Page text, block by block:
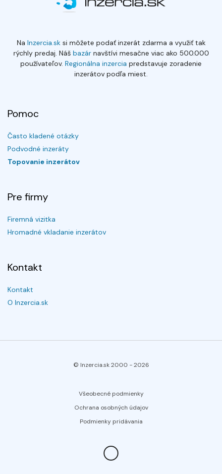
Na Inzercia.sksi môžete podať inzerát zdarma a využiť tak
rýchly predaj. Náš bazárnavštívi mesačne viac ako 500.000
používateľov. Regionálna inzercia predstavuje zoradenie
inzerátov podľa miest.
Pomoc
Často kladené otázky
Podvodné inzeráty
Topovanie inzerátov
Pre firmy
Firemná vizitka
Hromadné vkladanie inzerátov
Kontakt
Kontakt
O Inzercia.sk
© Inzercia.sk 2000 -2026
Všeobecné podmienky
Ochrana osobných údajov
Podmienky pridávania